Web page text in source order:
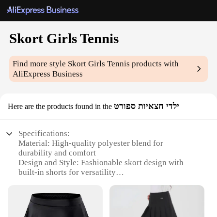
Skort Girls Tennis
Find more style Skort Girls Tennis products with
AliExpress Business
Here are the products found in the ילדי חצאיות ספורט
Specifications:
Material: High-quality polyester blend for
durability and comfort
Design and Style: Fashionable skort design with
built-in shorts for versatility
active play
Performance and Property: Moisture-wicking fabric
to keep you dry during intense matches